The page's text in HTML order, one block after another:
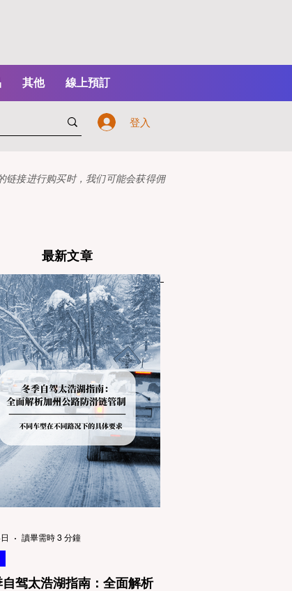
其他 線上預訂
登入
链接进行购买时，我们可能会获得佣
最新文章
驾太浩湖指南：全面解析
讀畢需時 3 分鐘